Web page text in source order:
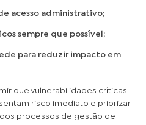
acesso administrativo;
sempre que possível;
para reduzir impacto em
que vulnerabilidades críticas
risco imediato e priorizar
processos de gestão de